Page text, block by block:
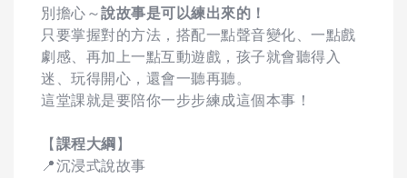
別擔心～說故事是可以練出來的！
只要掌握對的方法，搭配一點聲音變化、一點戲
劇感、再加上一點互動遊戲，孩子就會聽得入
迷、玩得開心，還會一聽再聽。
這堂課就是要陪你一步步練成這個本事！
【 課程大綱 】
📍沉浸式說故事